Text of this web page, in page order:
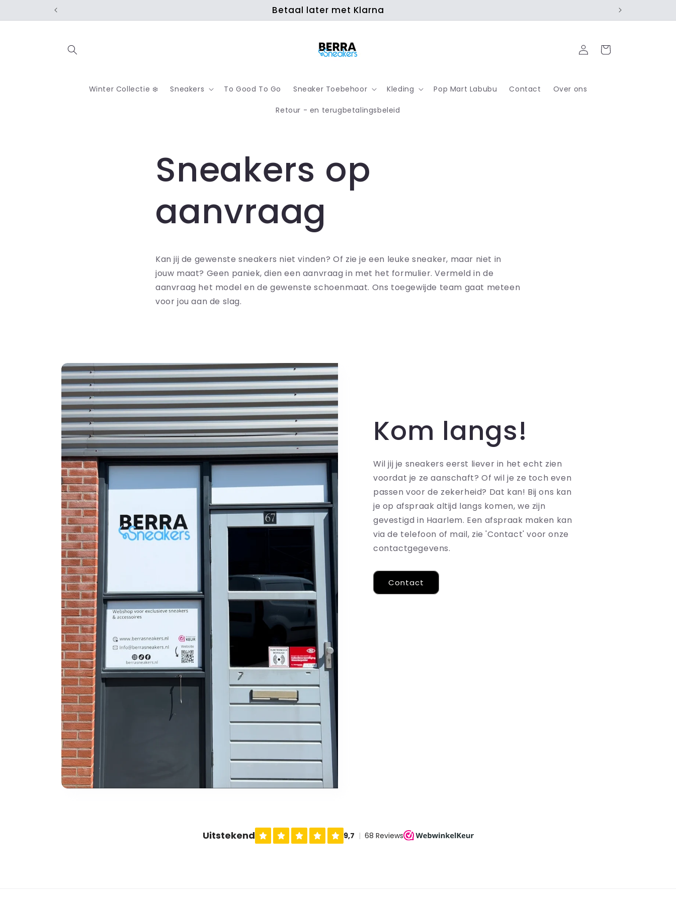
Betaal later met Klarna
Winter Collectie ❄️ Sneakers To Good To Go Sneaker Toebehoor Kleding Pop Mart Labubu Contact Over ons
Retour - en terugbetalingsbeleid
Log
in
Cart
Sneakers op
aanvraag
Kan jij de gewenste sneakers niet vinden? Of zie je een leuke sneaker, maar niet in
jouw maat? Geen paniek, dien een aanvraag in met het formulier. Vermeld in de
aanvraag het model en de gewenste schoenmaat. Ons toegewijde team gaat meteen
voor jou aan de slag.
Kom langs!
Wil jij je sneakers eerst liever in het echt zien
voordat je ze aanschaft? Of wil je ze toch even
passen voor de zekerheid? Dat kan! Bij ons kan
je op afspraak altijd langs komen, we zijn
gevestigd in Haarlem. Een afspraak maken kan
via de telefoon of mail, zie 'Contact' voor onze
contactgegevens.
Contact